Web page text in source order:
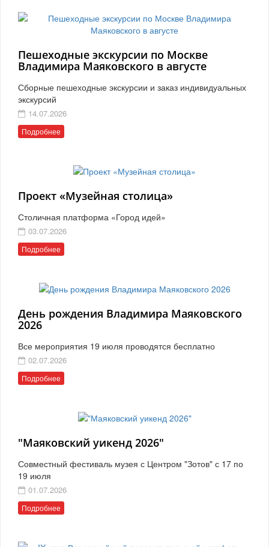
Пешеходные экскурсии по Москве
Владимира Маяковского в августе
Сборные пешеходные экскурсии и заказ индивидуальных
экскурсий
14.07.2026
Подробнее
Проект «Музейная столица»
Столичная платформа «Город идей»
03.07.2026
Подробнее
День рождения Владимира Маяковского
2026
Все мероприятия 19 июля проводятся бесплатно
02.07.2026
Подробнее
"Маяковский уикенд 2026"
Совместный фестиваль музея с Центром "Зотов" с 17 по
19 июля
01.07.2026
Подробнее